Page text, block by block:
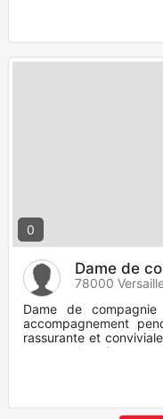
0
Dame de
78000
Dame de
accompagnement
rassurante et
ou ayant besoin